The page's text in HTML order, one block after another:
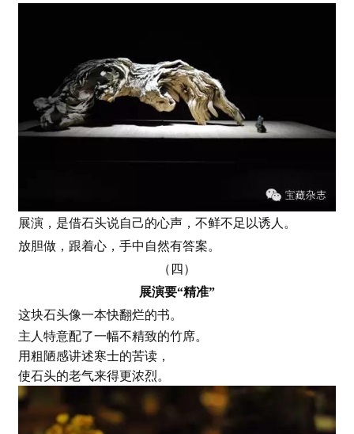
首
页
展演，是借石头说自己的心声，不鲜不足以诱人。
放胆做，跟着心，手中自然有答案。
（四）
展演要“精准”
这块石头像一本快翻烂的书。
主人特意配了一幅不精致的竹席。
用粗陋感讲述寒士的苦读，
使石头的老气来得更浓烈。